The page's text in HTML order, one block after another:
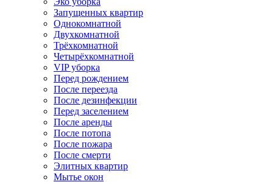
Запущенных квартир
Однокомнатной
Двухкомнатной
Трёхкомнатной
Четырёхкомнатной
VIP уборка
Перед рождением
После переезда
После дезинфекции
Перед заселением
После аренды
После потопа
После пожара
После смерти
Элитных квартир
Мытье окон